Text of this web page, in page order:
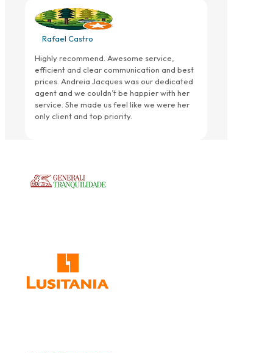
Rafael Castro
Highly recommend. Awesome service,
efficient and clear communication and best
prices. Andreia Jacques was our dedicated
agent and we couldn’t be happier with her
service. She made us feel like we were her
only client and top priority.